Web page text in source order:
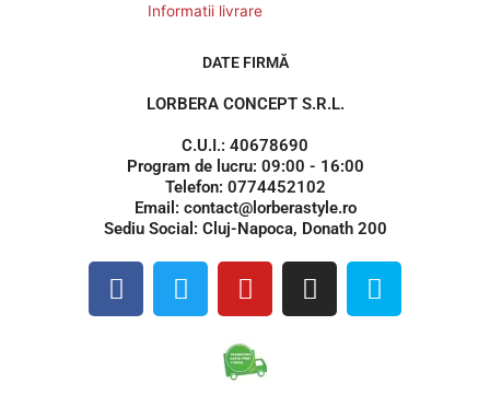
Informatii livrare
DATE FIRMĂ
LORBERA CONCEPT S.R.L.
C.U.I.: 40678690
Program de lucru: 09:00 - 16:00
Telefon: 0774452102
Email: contact@lorberastyle.ro
Sediu Social: Cluj-Napoca, Donath 200
F
a
T
w
Y
o
t
u
I
n
S
k